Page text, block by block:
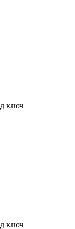
ключ
ключ